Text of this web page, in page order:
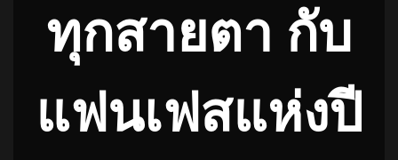
ทุกสายตา กับ
แฟนเฟสแห่งปี